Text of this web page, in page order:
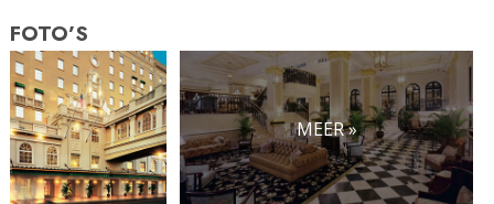
FOTO’S
MEER »